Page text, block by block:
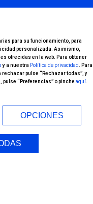
para su funcionamiento, para
personalizada. Asimismo,
ofrecidas en la web. Para obtener
y a nuestra Política de privacidad
. Para
pulse “Rechazar todas”, y
“Preferencias” o pinche aquí
OPCIONES